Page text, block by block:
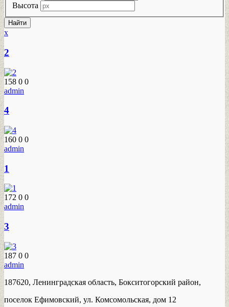
Высота
x
2
158 0 0
admin
4
160 0 0
admin
1
172 0 0
admin
3
187 0 0
admin
187620, Ленинградская область, Бокситогорский район,
поселок Ефимовский, ул. Комсомольская, дом 12